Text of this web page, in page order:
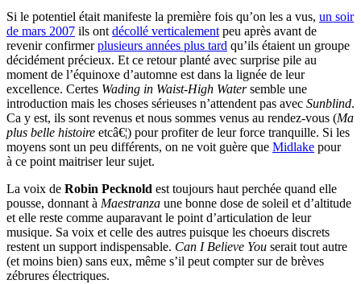
Si le potentiel était manifeste la première fois qu’on les a vus, un soir
de mars 2007 ils ont décollé verticalement peu après avant de
revenir confirmerplusieurs années plus tard qu’ils étaient un groupe
décidément précieux. Et ce retour planté avec surprise pile au
moment de l’équinoxe d’automne est dans la lignée de leur
excellence. Certes Wading in Waist-High Watersemble une
introduction mais les choses sérieuses n’attendent pas avec Sunblind.
Ca y est, ils sont revenus et nous sommes venus au rendez-vous (Ma
plus belle histoire etcâ€¦) pour profiter de leur force tranquille. Si les
moyens sont un peu différents, on ne voit guère que Midlake pour
à ce point maitriser leur sujet.
La voix de Robin Pecknold est toujours haut perchée quand elle
pousse, donnant à Maestranza une bonne dose de soleil et d’altitude
et elle reste comme auparavant le point d’articulation de leur
musique. Sa voix et celle des autres puisque les choeurs discrets
restent un support indispensable. Can I Believe You serait tout autre
(et moins bien) sans eux, même s’il peut compter sur de brèves
zébrures électriques.